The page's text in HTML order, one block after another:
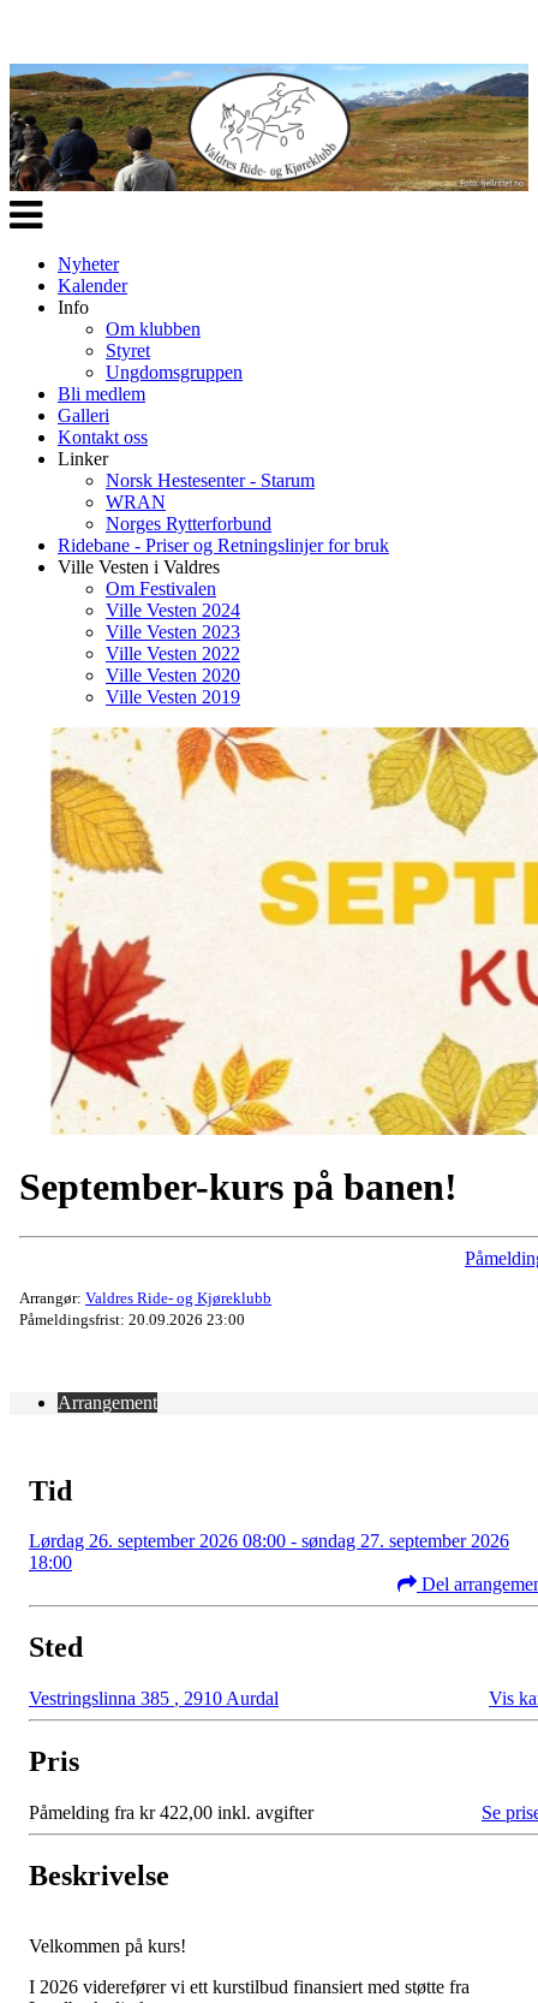
Veksle
navigasjon
Nyheter
Kalender
Info
Om klubben
Styret
Ungdomsgruppen
Bli medlem
Galleri
Kontakt oss
Linker
Norsk Hestesenter - Starum
WRAN
Norges Rytterforbund
Ridebane - Priser og Retningslinjer for bruk
Ville Vesten i Valdres
Om Festivalen
Ville Vesten 2024
Ville Vesten 2023
Ville Vesten 2022
Ville Vesten 2020
Ville Vesten 2019
September-kurs på banen!
Arrangør: Valdres Ride- og Kjøreklubb
Påmeldingsfrist: 20.09.2026 23:00
Arrangement
Tid
Lørdag 26. september 2026 08:00 - søndag 27. september 2026
18:00
Del
Sted
Vestringslinna 385 , 2910 Aurdal Vis
Pris
Påmelding fra kr 422,00 inkl. avgifter Se
Beskrivelse
Velkommen på kurs!
I 2026 viderefører vi ett kurstilbud finansiert med støtte fra